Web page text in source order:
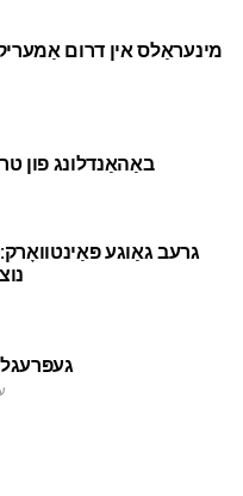
מינעראַלס אין דרום
באַהאַנדלונג פון
גרעב גאַוגע